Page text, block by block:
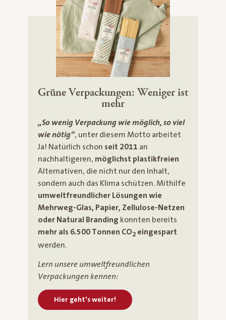
Grüne Verpackungen: Weniger ist
mehr
„So wenig Verpackung wie möglich, so viel
wie nötig“, unter diesem Motto arbeitet
Ja! Natürlich schon seit 2011 an
nachhaltigeren, möglichst plastikfreien
Alternativen, die nicht nur den Inhalt,
sondern auch das Klima schützen. Mithilfe
umweltfreundlicher Lösungen wie
Mehrweg-Glas, Papier, Zellulose-Netzen
oder Natural Branding konnten bereits
mehr als 6.500 Tonnen CO2eingespart
werden.
Lern unsere umweltfreundlichen
Verpackungen kennen:
Hier geht's weiter!